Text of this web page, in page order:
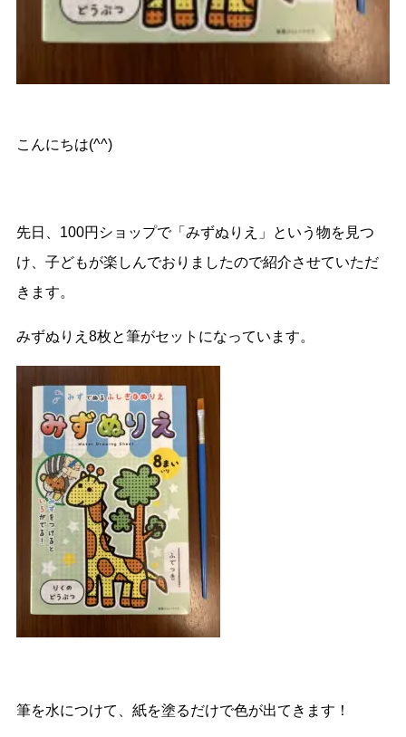
こんにちは(^^)
先日、100円ショップで「みずぬりえ」という物を見つ
け、子どもが楽しんでおりましたので紹介させていただ
きます。
みずぬりえ8枚と筆がセットになっています。
筆を水につけて、紙を塗るだけで色が出てきます！